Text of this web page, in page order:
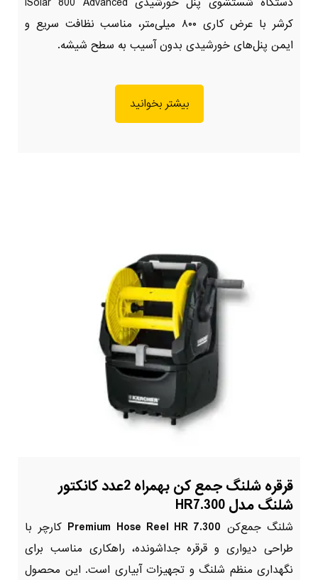
کرشر با عرض کاری ۸۰۰ میلی‌متر، مناسب نظافت سریع و
ایمن پنل‌های خورشیدی بدون آسیب به سطح شیشه.
بیشتر بخوانید
قرقره شلنگ جمع کن بهمراه 2عدد کانکتور
شلنگ مدل HR7.300
شلنگ جمع‌کن Premium Hose Reel HR 7.300 کارچر با
طراحی دیواری و قرقره جداشونده، راهکاری مناسب برای
نگهداری منظم شلنگ و تجهیزات آبیاری است. این محصول